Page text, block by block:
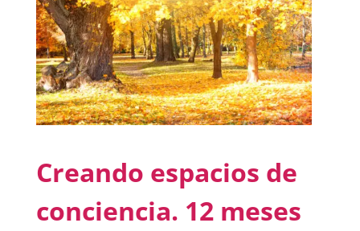
Creando espacios de
conciencia. 12 meses